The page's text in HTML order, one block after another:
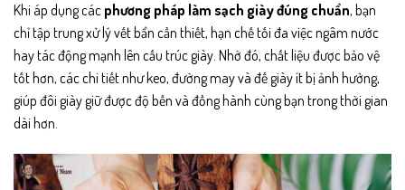
Khi áp dụng các phương pháp làm sạch giày đúng chuẩn, bạn
chỉ tập trung xử lý vết bẩn cần thiết, hạn chế tối đa việc ngâm nước
hay tác động mạnh lên cấu trúc giày. Nhờ đó, chất liệu được bảo vệ
tốt hơn, các chi tiết như keo, đường may và đế giày ít bị ảnh hưởng,
giúp đôi giày giữ được độ bền và đồng hành cùng bạn trong thời gian
dài hơn.